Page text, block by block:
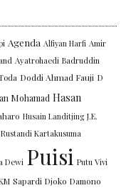
Agenda Alfiyan Harfi Amir
Ayatrohaedi Badruddin
Doddi Ahmad Fauji D
Mohamad Hasan
Husain Landitjing J.E.
Kartakusuma
Dewi Puisi Putu Vivi
Sapardi Djoko Damono